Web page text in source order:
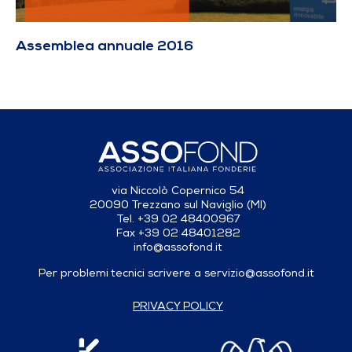
Assemblea annuale 2016
via Niccolò Copernico 54
20090 Trezzano sul Naviglio (MI)
Tel. +39 02 48400967
Fax +39 02 48401282
info@assofond.it
Per problemi tecnici scrivere a servizio@assofond.it
PRIVACY POLICY